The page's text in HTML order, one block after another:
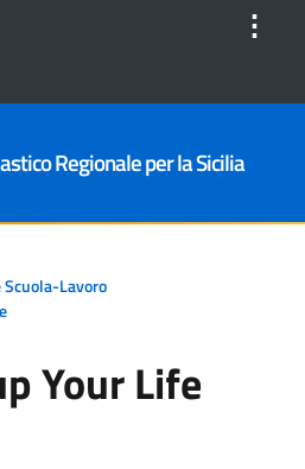
⋮
Regionale per la Sicilia
Scuola-Lavoro
Your Life